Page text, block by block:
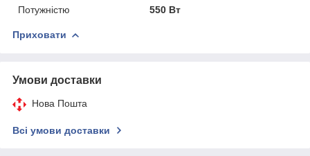
Потужністю
550 Вт
Приховати
Умови доставки
Нова Пошта
Всі умови доставки